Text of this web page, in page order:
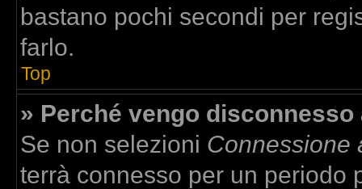
bastano pochi secondi per
farlo.
Top
» Perché vengo
Se non selezioni Connessione
terrà connesso per un periodo